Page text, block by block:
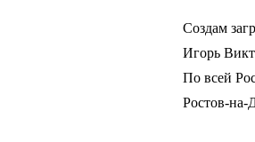
Создам
Игорь
По всей
Ростов-на-